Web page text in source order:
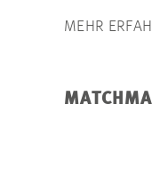
MEHR